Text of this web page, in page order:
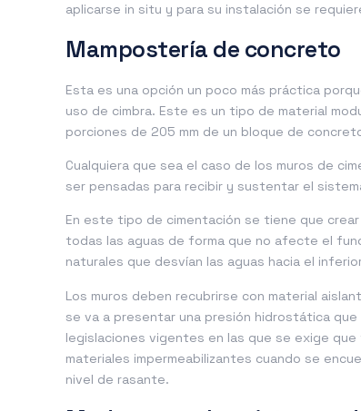
aplicarse in situ y para su instalación se
Mampostería de concreto
Esta es una opción un poco más práctica
uso de cimbra. Este es un tipo de material
porciones de 205 mm de un bloque de
Cualquiera que sea el caso de los muros de
ser pensadas para recibir y sustentar el
En este tipo de cimentación se tiene que
todas las aguas de forma que no afecte el
naturales que desvían las aguas hacia el
Los muros deben recubrirse con material
se va a presentar una presión hidrostática
legislaciones vigentes en las que se exige
materiales impermeabilizantes cuando se
nivel de rasante.